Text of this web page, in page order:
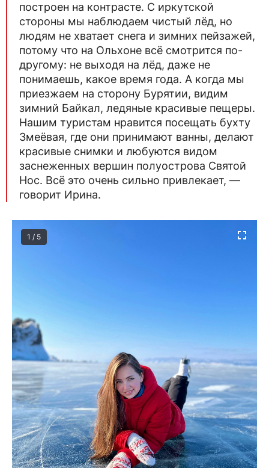
построен на контрасте. С иркутской
стороны мы наблюдаем чистый лёд, но
людям не хватает снега и зимних пейзажей,
потому что на Ольхоне всё смотрится по-
другому: не выходя на лёд, даже не
понимаешь, какое время года. А когда мы
приезжаем на сторону Бурятии, видим
зимний Байкал, ледяные красивые пещеры.
Нашим туристам нравится посещать бухту
Змеёвая, где они принимают ванны, делают
красивые снимки и любуются видом
заснеженных вершин полуострова Святой
Нос. Всё это очень сильно привлекает, —
говорит Ирина.
1 / 5